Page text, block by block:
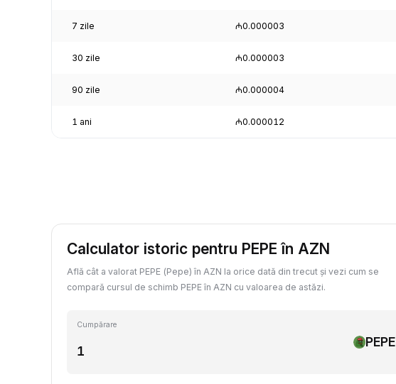
7 zile ₼0.000003
30 zile ₼0.000003
90 zile ₼0.000004
1 ani ₼0.000012
Calculator istoric pentru PEPE în AZN
Află cât a valorat PEPE (Pepe) în AZN la orice dată din trecut și vezi cum se
compară cursul de schimb PEPE în AZN cu valoarea de astăzi.
Cumpărare
PEPE